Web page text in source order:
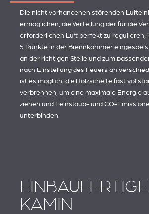
Die nicht vorhandenen störenden
ermöglichen, die Verteilung der für die
erforderlichen Luft perfekt zu regulieren,
5 Punkte in der Brennkammer
an der richtigen Stelle und zum
nach Einstellung des Feuers an
ist es möglich, die Holzscheite fast
verbrennen, um eine maximale Energie
ziehen und Feinstaub- und CO-
unterbinden.
EINBAUFERTIGE
KAMIN